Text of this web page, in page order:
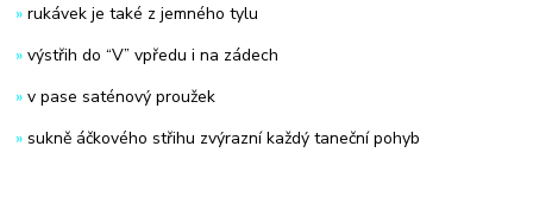
» rukávek je také z jemného tylu
» výstřih do “V” vpředu i na zádech
» v pase saténový proužek
» sukně áčkového střihu zvýrazní každý taneční pohyb